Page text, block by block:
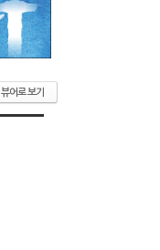
뷰어로 보기